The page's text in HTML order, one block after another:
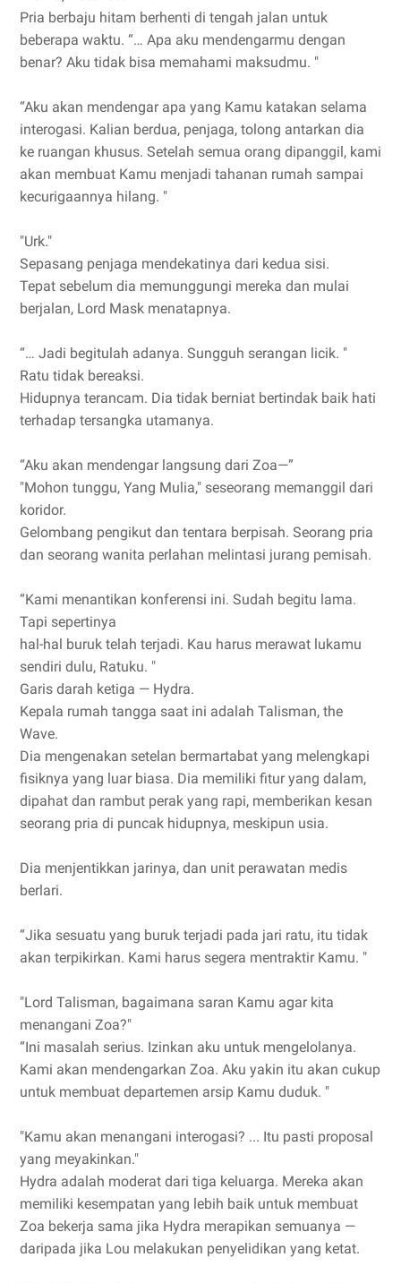
Pria berbaju hitam berhenti di tengah jalan untuk
beberapa waktu. “… Apa aku mendengarmu dengan
benar? Aku tidak bisa memahami maksudmu. "
“Aku akan mendengar apa yang Kamu katakan selama
interogasi. Kalian berdua, penjaga, tolong antarkan dia
ke ruangan khusus. Setelah semua orang dipanggil, kami
akan membuat Kamu menjadi tahanan rumah sampai
kecurigaannya hilang. "
"Urk."
Sepasang penjaga mendekatinya dari kedua sisi.
Tepat sebelum dia memunggungi mereka dan mulai
berjalan, Lord Mask menatapnya.
“… Jadi begitulah adanya. Sungguh serangan licik. "
Ratu tidak bereaksi.
Hidupnya terancam. Dia tidak berniat bertindak baik hati
terhadap tersangka utamanya.
“Aku akan mendengar langsung dari Zoa—”
"Mohon tunggu, Yang Mulia," seseorang memanggil dari
koridor.
Gelombang pengikut dan tentara berpisah. Seorang pria
dan seorang wanita perlahan melintasi jurang pemisah.
“Kami menantikan konferensi ini. Sudah begitu lama.
Tapi sepertinya
hal-hal buruk telah terjadi. Kau harus merawat lukamu
sendiri dulu, Ratuku. "
Garis darah ketiga — Hydra.
Kepala rumah tangga saat ini adalah Talisman, the
Wave.
Dia mengenakan setelan bermartabat yang melengkapi
fisiknya yang luar biasa. Dia memiliki fitur yang dalam,
dipahat dan rambut perak yang rapi, memberikan kesan
seorang pria di puncak hidupnya, meskipun usia.
Dia menjentikkan jarinya, dan unit perawatan medis
berlari.
“Jika sesuatu yang buruk terjadi pada jari ratu, itu tidak
akan terpikirkan. Kami harus segera mentraktir Kamu. "
"Lord Talisman, bagaimana saran Kamu agar kita
menangani Zoa?"
“Ini masalah serius. Izinkan aku untuk mengelolanya.
Kami akan mendengarkan Zoa. Aku yakin itu akan cukup
untuk membuat departemen arsip Kamu duduk. "
"Kamu akan menangani interogasi? ... Itu pasti proposal
yang meyakinkan."
Hydra adalah moderat dari tiga keluarga. Mereka akan
memiliki kesempatan yang lebih baik untuk membuat
Zoa bekerja sama jika Hydra merapikan semuanya —
daripada jika Lou melakukan penyelidikan yang ketat.